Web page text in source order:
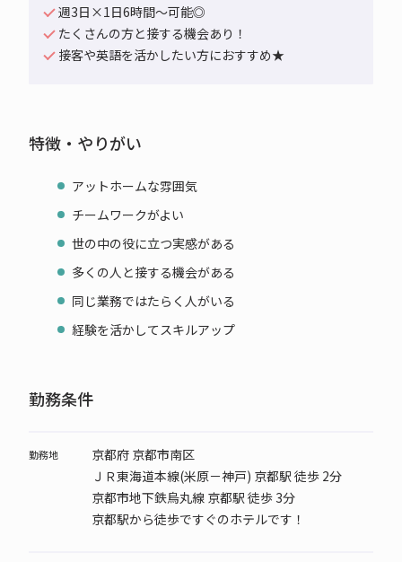
週3日×1日6時間～可能◎
たくさんの方と接する機会あり！
接客や英語を活かしたい方におすすめ★
特徴・やりがい
アットホームな雰囲気
チームワークがよい
世の中の役に立つ実感がある
多くの人と接する機会がある
同じ業務ではたらく人がいる
経験を活かしてスキルアップ
勤務条件
勤務地
京都府 京都市南区
ＪＲ東海道本線(米原－神戸) 京都駅 徒歩 2分
京都市地下鉄烏丸線 京都駅 徒歩 3分
京都駅から徒歩ですぐのホテルです！